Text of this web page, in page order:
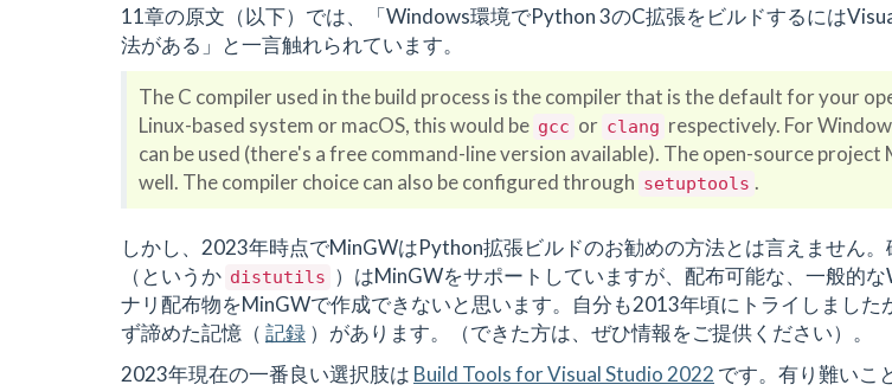
11章の原文（以下）では、「Windows環境でPython 3のC拡張をビルドするには
法がある」と一言触れられています。
The C compiler used in the build process is the compiler that is the default for your
Linux-based system or macOS, this would be gcc or clang respectively. For
can be used (there's a free command-line version available). The open-source project
well. The compiler choice can also be configured through setuptools .
しかし、2023年時点でMinGWはPython拡張ビルドのお勧めの方法とは言えません。
（というか distutils ）はMinGWをサポートしていますが、配布可能な、一般的
ナリ配布物をMinGWで作成できないと思います。自分も2013年頃にトライしました
ず諦めた記憶（ 記録 ）があります。（できた方は、ぜひ情報をご提供ください）。
2023年現在の一番良い選択肢は Build Tools for Visual Studio 2022 です。有り難いこ